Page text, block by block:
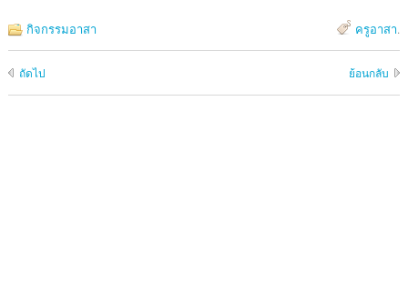
กิจกรรมอาสา ครูอาสา.
ถัดไป ย้อนกลับ